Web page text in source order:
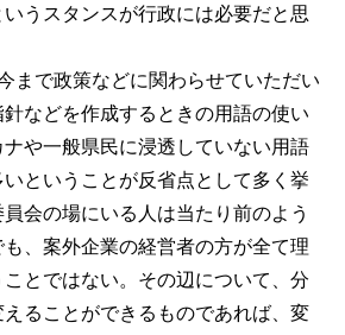
うスタンスが行政には必要だと思
まで政策などに関わらせていただい
などを作成するときの用語の使い
や一般県民に浸透していない用語
ということが反省点として多く挙
会の場にいる人は当たり前のよう
、案外企業の経営者の方が全て理
とではない。その辺について、分
ることができるものであれば、変